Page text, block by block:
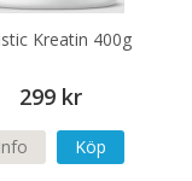
Kreatin 400g
299 kr
Info Köp